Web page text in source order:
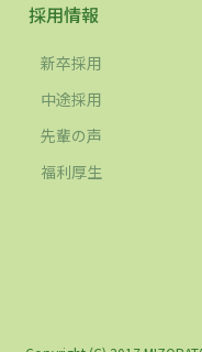
採用情報
新卒採用
中途採用
先輩の声
福利厚生